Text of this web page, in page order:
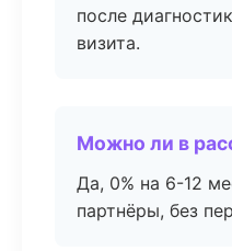
после
визита.
Можно ли в
Да, 0% на 6-12
партнёры, без